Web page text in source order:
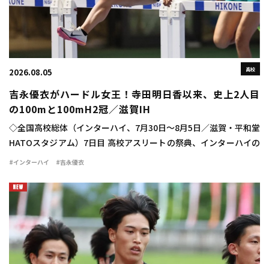
高校
2026.08.05
吉永優衣がハードル女王！寺田明日香以来、史上2人目
の100mと100mH2冠／滋賀IH
◇全国高校総体（インターハイ、7月30日～8月5日／滋賀・平和堂
HATOスタジアム）7日目 高校アスリートの祭典、インターハイの
最終日に女子100mハードル決勝が行われ、吉永優衣（長崎日大
#インターハイ #吉永優衣